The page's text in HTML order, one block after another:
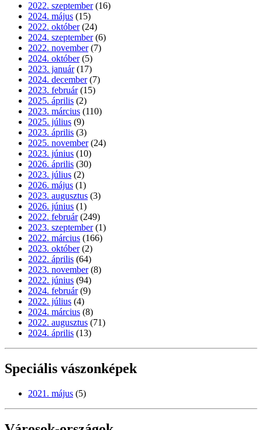
2022. szeptember (16)
2024. május (15)
2022. október (24)
2024. szeptember (6)
2022. november (7)
2024. október (5)
2023. január (17)
2024. december (7)
2023. február (15)
2025. április (2)
2023. március (110)
2025. július (9)
2023. április (3)
2025. november (24)
2023. június (10)
2026. április (30)
2023. július (2)
2026. május (1)
2023. augusztus (3)
2026. június (1)
2022. február (249)
2023. szeptember (1)
2022. március (166)
2023. október (2)
2022. április (64)
2023. november (8)
2022. június (94)
2024. február (9)
2022. július (4)
2024. március (8)
2022. augusztus (71)
2024. április (13)
Speciális vászonképek
2021. május (5)